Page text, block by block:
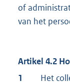
of
van het
Artikel 4.2
1
Het